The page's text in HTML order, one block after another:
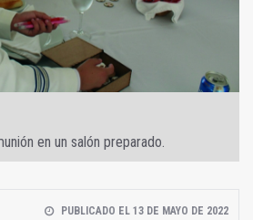
en un salón preparado.
PUBLICADO EL 13 DE MAYO DE 2022